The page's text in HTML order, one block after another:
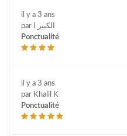
il y a 3 ans
par الكبير ا
Ponctualité
il y a 3 ans
par Khalil K
Ponctualité